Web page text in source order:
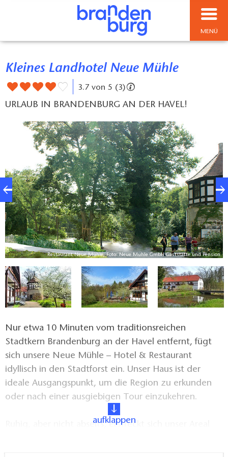
MENÜ
Kleines Landhotel Neue Mühle
3.7 von 5 (3)
URLAUB IN BRANDENBURG AN DER HAVEL!
Restaurant Neue Mühle, Foto: Neue Mühle GmbH Gaststätte und Pension
Nur etwa 10 Minuten vom traditionsreichen
Stadtkern Brandenburg an der Havel entfernt, fügt
sich unsere Neue Mühle – Hotel & Restaurant
idyllisch in den Stadtforst ein. Unser Haus ist der
ideale Ausgangspunkt, um die Region zu erkunden
oder nach einer ausgiebigen Tour einzukehren.
Ruhig, aber nicht abseits, erstreckt sich unser Areal
aufklappen